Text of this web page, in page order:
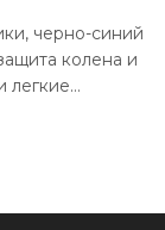
черно-синий
колена и
легкие